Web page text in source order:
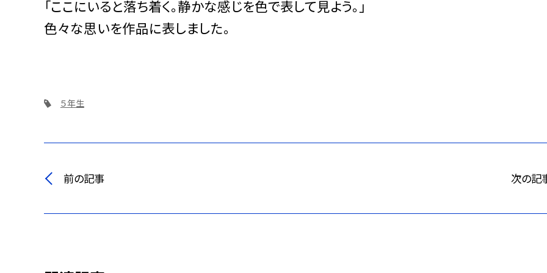
「ここにいると落ち着く。静かな感じを色で表して見よう。」
色々な思いを作品に表しました。
５年生
前の記事 次の記